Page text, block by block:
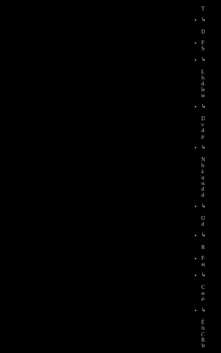
Tropical
↳
Divers
Funk
School
↳
Le
funk
dans
le
texte
↳
DVD,
vidéos,
doc,
photos
↳
News,
boîte
à
sujets
divers,
débats...
↳
Objets
divers
↳
R.I.P.
Funky
agenda
↳
soirées,
↳
films
(TV-
Radio-
Web)